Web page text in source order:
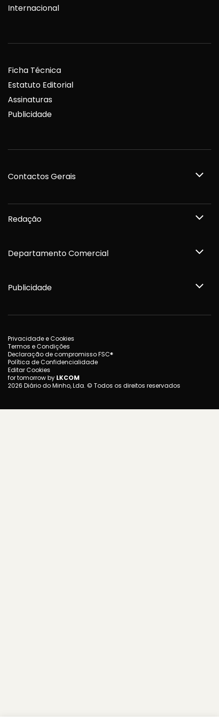
Internacional
Ficha Técnica
Estatuto Editorial
Assinaturas
Publicidade
Contactos Gerais
Redação
Departamento Comercial
Publicidade
Privacidade e Cookies
Termos e Condições
Declaração de compromisso FSC®
Política de Confidencialidade
Editar Cookies
for tomorrow by LKCOM
2026 Diário do Minho, Lda. © Todos os direitos reservados